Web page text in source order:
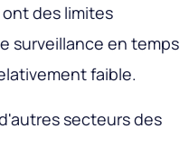
des limites
surveillance en temps
faible.
secteurs des